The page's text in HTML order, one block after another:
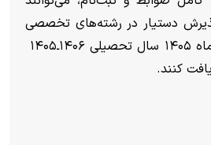
دستیار در رشته‌های تخصصی
کنند.